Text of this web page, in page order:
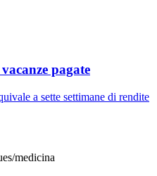
pagate
a sette settimane di rendite
medicina